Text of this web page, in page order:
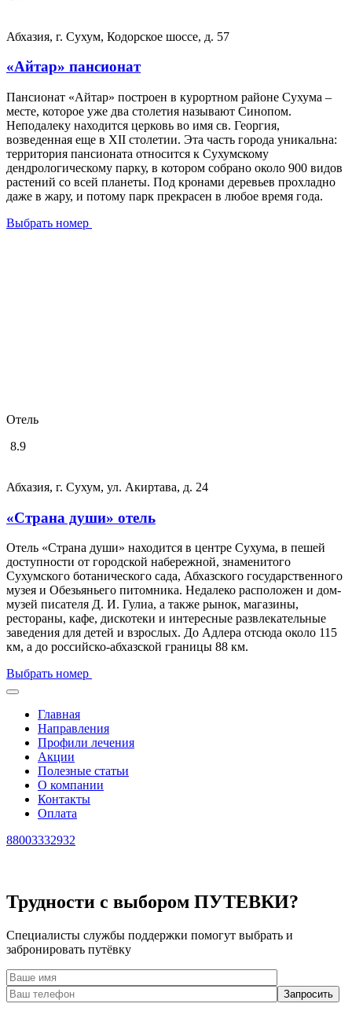
Абхазия, г. Сухум, Кодорское шоссе, д. 57
«Айтар» пансионат
Пансионат «Айтар» построен в курортном районе Сухума –
месте, которое уже два столетия называют Синопом.
Неподалеку находится церковь во имя св. Георгия,
возведенная еще в XII столетии. Эта часть города уникальна:
территория пансионата относится к Сухумскому
дендрологическому парку, в котором собрано около 900 видов
растений со всей планеты. Под кронами деревьев прохладно
даже в жару, и потому парк прекрасен в любое время года.
Выбрать номер
Отель
8.9
Абхазия, г. Сухум, ул. Акиртава, д. 24
«Страна души» отель
Отель «Страна души» находится в центре Сухума, в пешей
доступности от городской набережной, знаменитого
Сухумского ботанического сада, Абхазского государственного
музея и Обезьяньего питомника. Недалеко расположен и дом-
музей писателя Д. И. Гулиа, а также рынок, магазины,
рестораны, кафе, дискотеки и интересные развлекательные
заведения для детей и взрослых. До Адлера отсюда около 115
км, а до российско-абхазской границы 88 км.
Выбрать номер
Главная
Направления
Профили лечения
Акции
Полезные статьи
О компании
Контакты
Оплата
88003332932
Трудности с выбором ПУТЕВКИ?
Специалисты службы поддержки помогут выбрать и
забронировать путёвку